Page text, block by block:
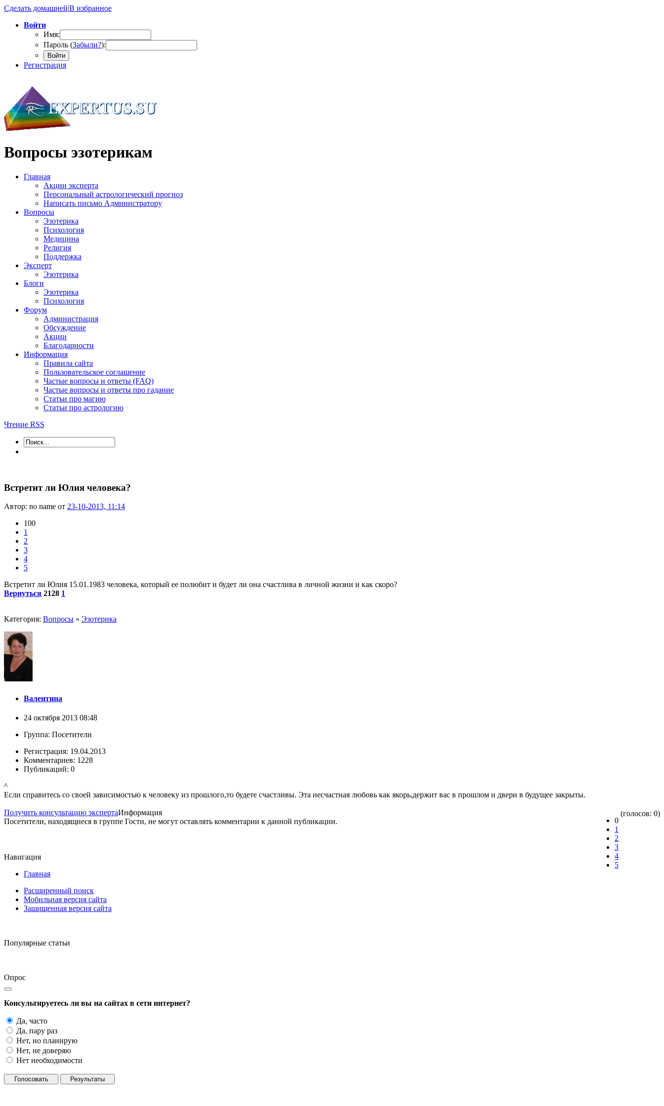
Сделать домашней|В избранное
Войти
Имя:
Пароль (Забыли?):
Войти
Регистрация
Вопросы эзотерикам
Главная
Акции эксперта
Персональный астрологический прогноз
Написать письмо Администратору
Вопросы
Эзотерика
Психология
Медицина
Религия
Поддержка
Эксперт
Эзотерика
Блоги
Эзотерика
Психология
Форум
Администрация
Обсуждение
Акции
Благодарности
Информация
Правила сайта
Пользовательское соглашение
Частые вопросы и ответы (FAQ)
Частые вопросы и ответы про гадание
Статьи про магию
Статьи про астрологию
Чтение RSS
Встретит ли Юлия человека?
Автор: no name от 23-10-2013, 11:14
100
1
2
3
4
5
Встретит ли Юлия 15.01.1983 человека, который ее полюбит и будет ли она счастлива в личной жизни и как скоро?
Вернуться 2128 1
Категория: Вопросы » Эзотерика
Валентина
24 октября 2013 08:48
Группа: Посетители
Регистрация: 19.04.2013
Комментариев: 1228
Публикаций: 0
^
Если справитесь со своей зависимостью к человеку из прошлого,то будете счастливы. Эта несчастная любовь как якорь,держит вас в прошлом и двери в будущее закрыты.
Получить консультацию эксперта
0
1
2
3
4
5
(голосов: 0)
Информация
Посетители, находящиеся в группе Гости, не могут оставлять комментарии к данной публикации.
Навигация
Главная
Расширенный поиск
Мобильная версия сайта
Зашищенная версия сайта
Популярные статьи
Опрос
Консультируетесь ли вы на сайтах в сети интернет?
Да, часто
Да, пару раз
Нет, но планирую
Нет, не доверяю
Нет необходимости
Голосовать Результаты